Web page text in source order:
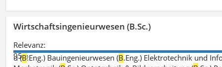
Wirtschaftsingenieurwesen (B.Sc.)
Relevanz:
95%
u (B.Eng.) Bauingenieurwesen (B.Eng.) Elektrotechnik und